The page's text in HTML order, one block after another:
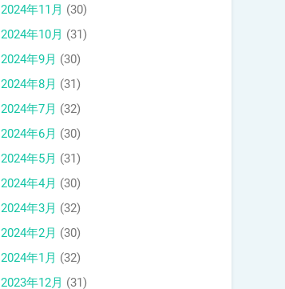
2024年11月 (30)
2024年10月 (31)
2024年9月 (30)
2024年8月 (31)
2024年7月 (32)
2024年6月 (30)
2024年5月 (31)
2024年4月 (30)
2024年3月 (32)
2024年2月 (30)
2024年1月 (32)
2023年12月 (31)